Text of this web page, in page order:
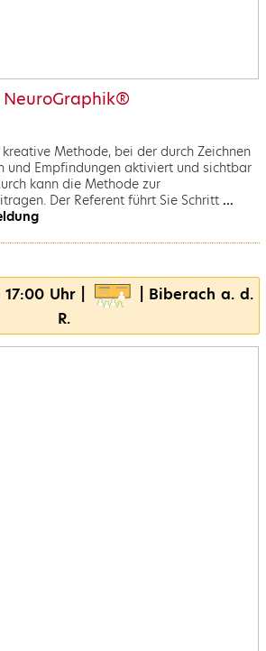
Methode, bei der durch Zeichnen
und Empfindungen aktiviert und sichtbar
kann die Methode zur
Der Referent führt Sie Schritt...
Uhr |
| Biberach a. d.
R.